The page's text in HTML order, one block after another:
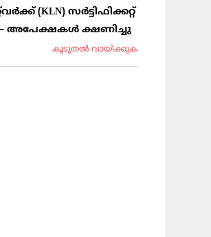
(KLN) സർട്ടിഫിക്കറ്റ്
– അപേക്ഷകൾ ക്ഷണിച്ചു
കൂടുതല്‍ വായിക്കുക